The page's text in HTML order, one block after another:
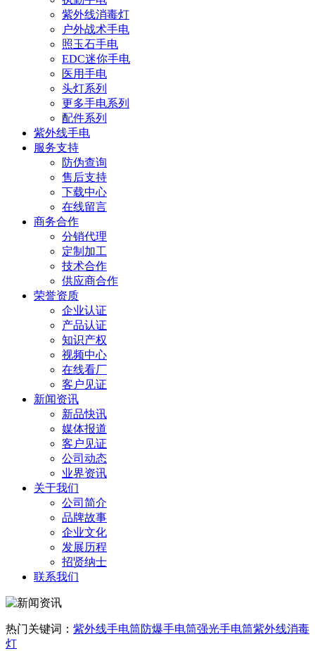
紫外线消毒灯
户外战术手电
照玉石手电
EDC迷你手电
医用手电
头灯系列
更多手电系列
配件系列
紫外线手电
服务支持
防伪查询
售后支持
下载中心
在线留言
商务合作
分销代理
定制加工
技术合作
供应商合作
荣誉资质
企业认证
产品认证
知识产权
视频中心
在线看厂
客户见证
新闻资讯
新品快讯
媒体报道
客户见证
公司动态
业界资讯
关于我们
公司简介
品牌故事
企业文化
发展历程
招贤纳士
联系我们
热门关键词： 紫外线手电筒防爆手电筒强光手电筒紫外线消毒
灯